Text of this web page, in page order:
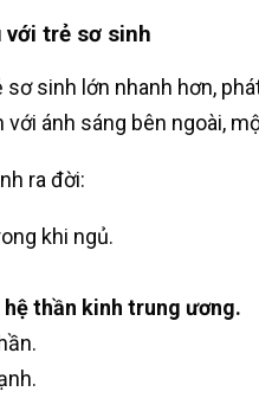
với trẻ sơ sinh
sinh lớn nhanh hơn,
ánh sáng bên ngoài,
ra đời:
khi ngủ.
hệ thần kinh trung ương.